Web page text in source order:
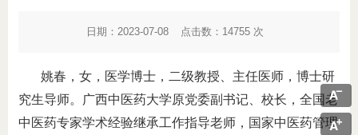
日期：2023-07-08 点击数： 14755次
姚春，女，医学博士，二级教授、主任医师，博士研
究生导师。广西中医药大学原党委副书记、校长，全国老
中医药专家学术经验继承工作指导老师，国家中医药管理